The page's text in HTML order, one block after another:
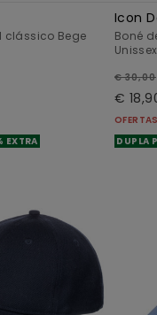
clássico Bege
EXTRA
Icon
Boné
€ 30,00
€
OFERTAS
DUPLA